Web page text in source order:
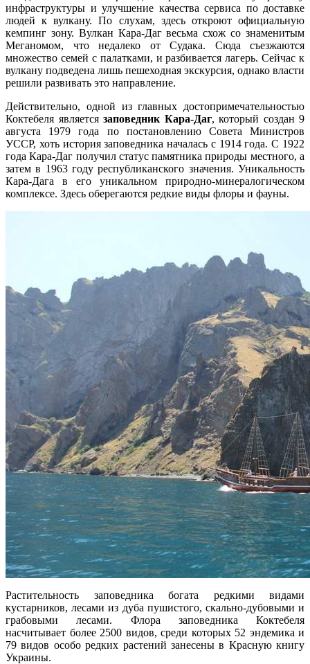
инфраструктуры и улучшение качества сервиса по доставке
людей к вулкану. По слухам, здесь откроют официальную
кемпинг зону. Вулкан Кара-Даг весьма схож со знаменитым
Меганомом, что недалеко от Судака. Сюда съезжаются
множество семей с палатками, и разбивается лагерь. Сейчас к
вулкану подведена лишь пешеходная экскурсия, однако власти
решили развивать это направление.
Действительно, одной из главных достопримечательностью
Коктебеля является заповедник Кара-Даг, который создан 9
августа 1979 года по постановлению Совета Министров
УССР, хоть история заповедника началась с 1914 года. С 1922
года Кара-Даг получил статус памятника природы местного, а
затем в 1963 году республиканского значения. Уникальность
Кара-Дага в его уникальном природно-минералогическом
комплексе. Здесь оберегаются редкие виды флоры и фауны.
Растительность заповедника богата редкими видами
кустарников, лесами из дуба пушистого, скально-дубовыми и
грабовыми лесами. Флора заповедника Коктебеля
насчитывает более 2500 видов, среди которых 52 эндемика и
79 видов особо редких растений занесены в Красную книгу
Украины.